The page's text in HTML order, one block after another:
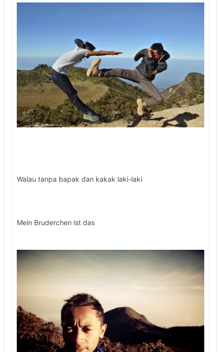
Walau tanpa bapak dan kakak laki-laki
Mein Bruderchen ist das